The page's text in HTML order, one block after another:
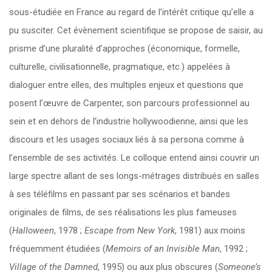
sous-étudiée en France au regard de l’intérêt critique qu’elle a
pu susciter. Cet évènement scientifique se propose de saisir, au
prisme d’une pluralité d’approches (économique, formelle,
culturelle, civilisationnelle, pragmatique, etc.) appelées à
dialoguer entre elles, des multiples enjeux et questions que
posent l’œuvre de Carpenter, son parcours professionnel au
sein et en dehors de l’industrie hollywoodienne, ainsi que les
discours et les usages sociaux liés à sa persona comme à
l’ensemble de ses activités. Le colloque entend ainsi couvrir un
large spectre allant de ses longs-métrages distribués en salles
à ses téléfilms en passant par ses scénarios et bandes
originales de films, de ses réalisations les plus fameuses
(Halloween, 1978 ; Escape from New York, 1981) aux moins
fréquemment étudiées (Memoirs of an Invisible Man, 1992 ;
Village of the Damned, 1995) ou aux plus obscures (Someone’s